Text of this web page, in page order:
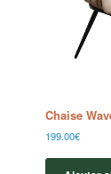
Chaise
199.00€